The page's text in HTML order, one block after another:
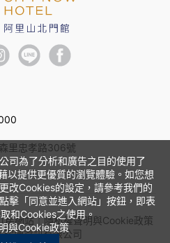
司為了分析和廣告之目的使用了
以提供更優質的瀏覽體驗。如您想
改Cookies的設定，請參考我們的
擊「同意並進入網站」按鈕，即表
和Cookies之使用。
與Cookie政策
里忠孝路306號
房網站｜隱私權聲明與Cookie政策
曜通資訊有限公司